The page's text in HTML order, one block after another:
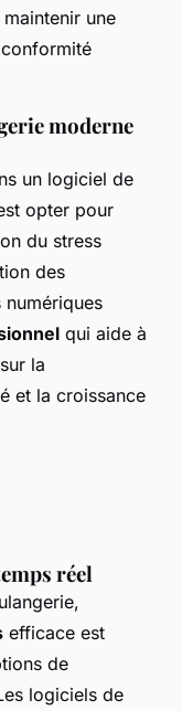
une
moderne
un logiciel de
opter pour
du stress
des
numériques
qui aide à
la
et la croissance
réel
efficace est
de
logiciels de